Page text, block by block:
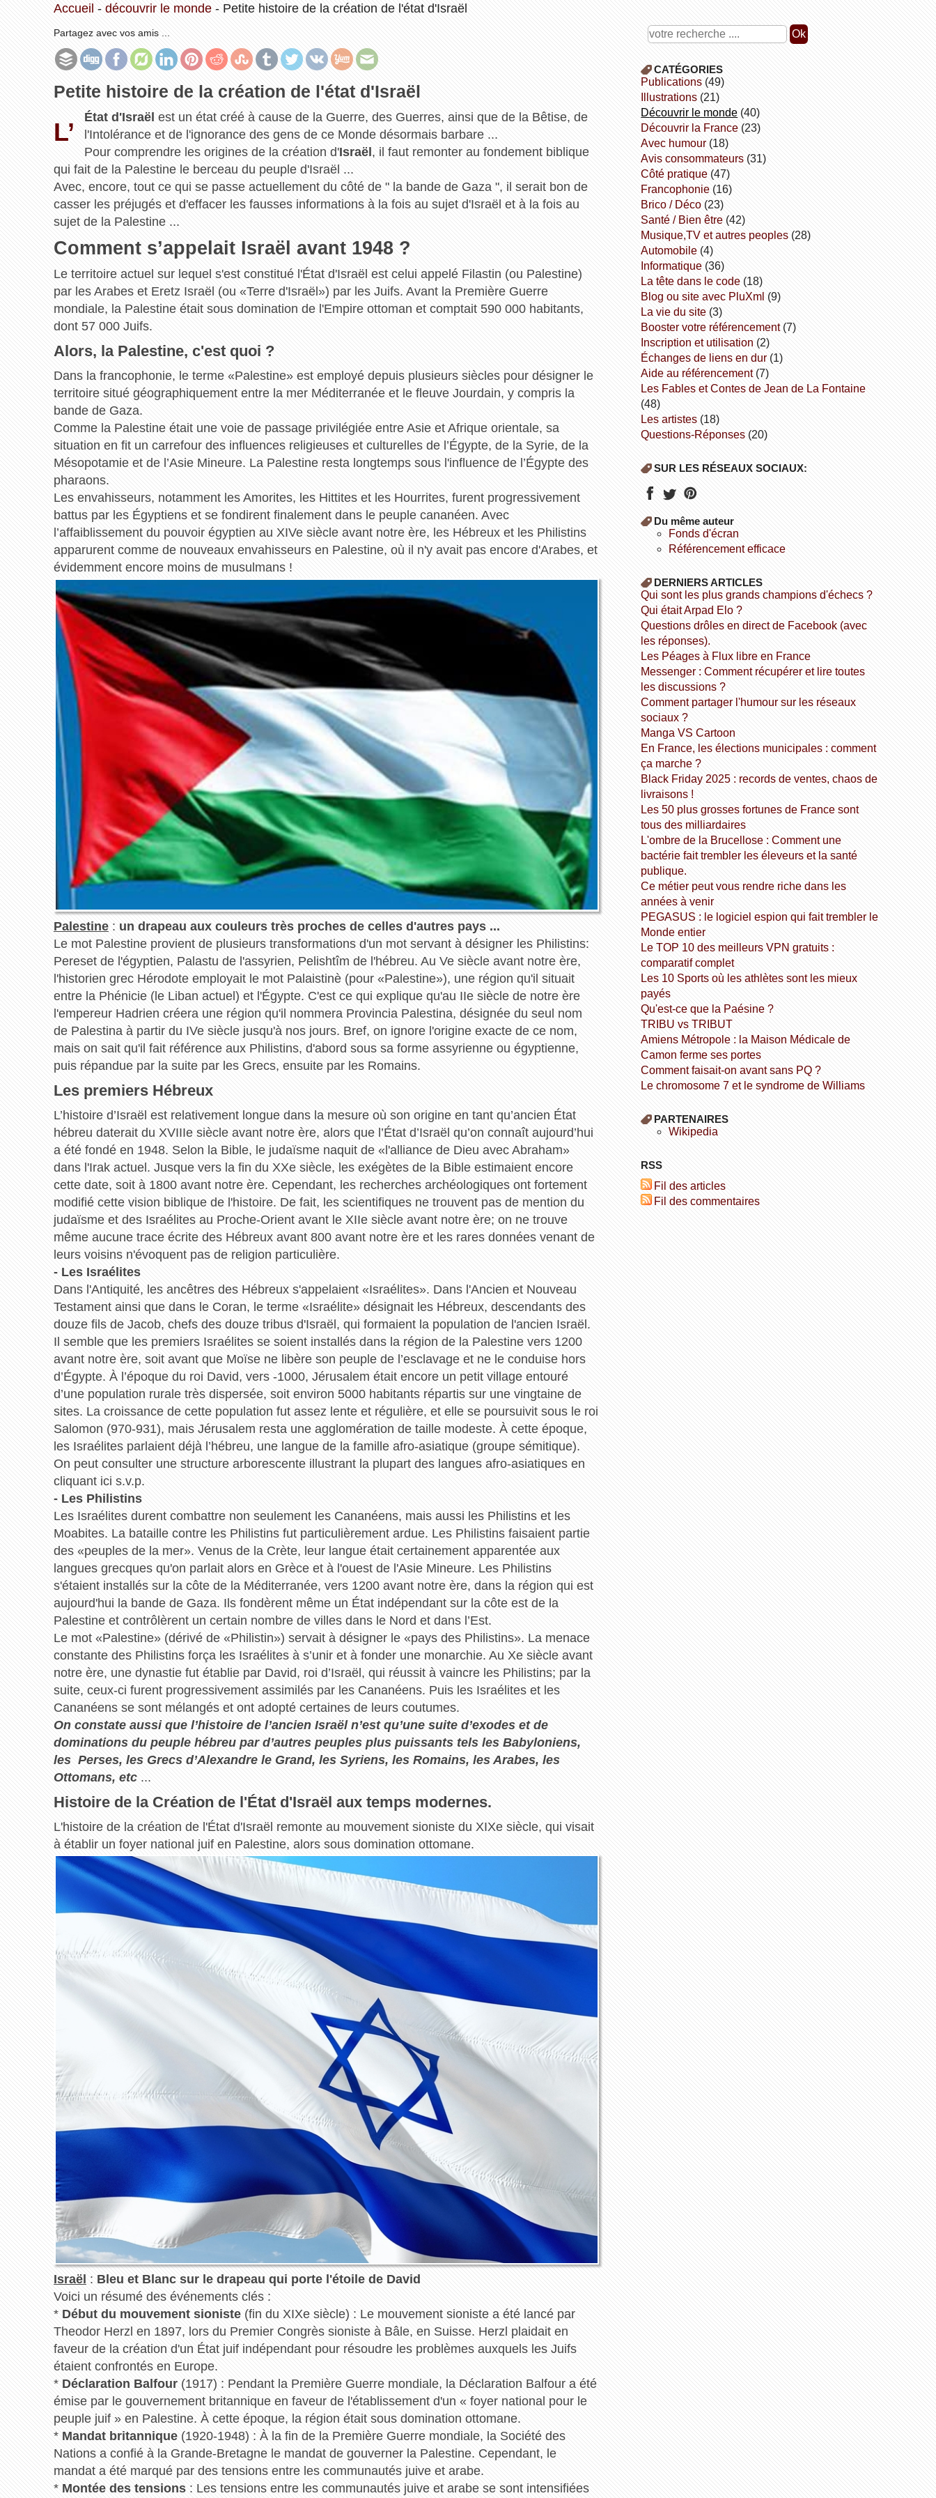
Accueil - découvrir le monde- Petite histoire de la création de l'état d'Israël
Partagez avec vos amis ...
Petite histoire de la création de l'état d'Israël
L’
État d'Israël est un état créé à cause de la Guerre, des Guerres, ainsi que de la Bêtise, de
l'Intolérance et de l'ignorance des gens de ce Monde désormais barbare ...
Pour comprendre les origines de la création d'Israël, il faut remonter au fondement biblique
qui fait de la Palestine le berceau du peuple d'Israël ...
Avec, encore, tout ce qui se passe actuellement du côté de " la bande de Gaza ", il serait bon de
casser les préjugés et d'effacer les fausses informations à la fois au sujet d'Israël et à la fois au
sujet de la Palestine ...
Comment s’appelait Israël avant 1948 ?
Le territoire actuel sur lequel s'est constitué l'État d'Israël est celui appelé Filastin (ou Palestine)
par les Arabes et Eretz Israël (ou «Terre d'Israël») par les Juifs. Avant la Première Guerre
mondiale, la Palestine était sous domination de l'Empire ottoman et comptait 590 000 habitants,
dont 57 000 Juifs.
Alors, la Palestine, c'est quoi ?
Dans la francophonie, le terme «Palestine» est employé depuis plusieurs siècles pour désigner le
territoire situé géographiquement entre la mer Méditerranée et le fleuve Jourdain, y compris la
bande de Gaza.
Comme la Palestine était une voie de passage privilégiée entre Asie et Afrique orientale, sa
situation en fit un carrefour des influences religieuses et culturelles de l’Égypte, de la Syrie, de la
Mésopotamie et de l’Asie Mineure. La Palestine resta longtemps sous l'influence de l’Égypte des
pharaons.
Les envahisseurs, notamment les Amorites, les Hittites et les Hourrites, furent progressivement
battus par les Égyptiens et se fondirent finalement dans le peuple cananéen. Avec
l’affaiblissement du pouvoir égyptien au XIVe siècle avant notre ère, les Hébreux et les Philistins
apparurent comme de nouveaux envahisseurs en Palestine, où il n'y avait pas encore d'Arabes, et
évidemment encore moins de musulmans !
Palestine: un drapeau aux couleurs très proches de celles d'autres pays ...
Le mot Palestine provient de plusieurs transformations d'un mot servant à désigner les Philistins:
Pereset de l'égyptien, Palastu de l'assyrien, Pelishtîm de l'hébreu. Au Ve siècle avant notre ère,
l'historien grec Hérodote employait le mot Palaistinè (pour «Palestine»), une région qu'il situait
entre la Phénicie (le Liban actuel) et l'Égypte. C'est ce qui explique qu'au IIe siècle de notre ère
l'empereur Hadrien créera une région qu'il nommera Provincia Palestina, désignée du seul nom
de Palestina à partir du IVe siècle jusqu'à nos jours. Bref, on ignore l'origine exacte de ce nom,
mais on sait qu'il fait référence aux Philistins, d'abord sous sa forme assyrienne ou égyptienne,
puis répandue par la suite par les Grecs, ensuite par les Romains.
Les premiers Hébreux
L’histoire d’Israël est relativement longue dans la mesure où son origine en tant qu’ancien État
hébreu daterait du XVIIIe siècle avant notre ère, alors que l’État d’Israël qu’on connaît aujourd’hui
a été fondé en 1948. Selon la Bible, le judaïsme naquit de «l'alliance de Dieu avec Abraham»
dans l'Irak actuel. Jusque vers la fin du XXe siècle, les exégètes de la Bible estimaient encore
cette date, soit à 1800 avant notre ère. Cependant, les recherches archéologiques ont fortement
modifié cette vision biblique de l'histoire. De fait, les scientifiques ne trouvent pas de mention du
judaïsme et des Israélites au Proche-Orient avant le XIIe siècle avant notre ère; on ne trouve
même aucune trace écrite des Hébreux avant 800 avant notre ère et les rares données venant de
leurs voisins n'évoquent pas de religion particulière.
- Les Israélites
Dans l'Antiquité, les ancêtres des Hébreux s'appelaient «Israélites». Dans l'Ancien et Nouveau
Testament ainsi que dans le Coran, le terme «Israélite» désignait les Hébreux, descendants des
douze fils de Jacob, chefs des douze tribus d'Israël, qui formaient la population de l'ancien Israël.
Il semble que les premiers Israélites se soient installés dans la région de la Palestine vers 1200
avant notre ère, soit avant que Moïse ne libère son peuple de l’esclavage et ne le conduise hors
d’Égypte. À l’époque du roi David, vers -1000, Jérusalem était encore un petit village entouré
d’une population rurale très dispersée, soit environ 5000 habitants répartis sur une vingtaine de
sites. La croissance de cette population fut assez lente et régulière, et elle se poursuivit sous le roi
Salomon (970-931), mais Jérusalem resta une agglomération de taille modeste. À cette époque,
les Israélites parlaient déjà l’hébreu, une langue de la famille afro-asiatique (groupe sémitique).
On peut consulter une structure arborescente illustrant la plupart des langues afro-asiatiques en
cliquant ici s.v.p.
- Les Philistins
Les Israélites durent combattre non seulement les Cananéens, mais aussi les Philistins et les
Moabites. La bataille contre les Philistins fut particulièrement ardue. Les Philistins faisaient partie
des «peuples de la mer». Venus de la Crète, leur langue était certainement apparentée aux
langues grecques qu'on parlait alors en Grèce et à l'ouest de l'Asie Mineure. Les Philistins
s'étaient installés sur la côte de la Méditerranée, vers 1200 avant notre ère, dans la région qui est
aujourd'hui la bande de Gaza. Ils fondèrent même un État indépendant sur la côte est de la
Palestine et contrôlèrent un certain nombre de villes dans le Nord et dans l’Est.
Le mot «Palestine» (dérivé de «Philistin») servait à désigner le «pays des Philistins». La menace
constante des Philistins força les Israélites à s’unir et à fonder une monarchie. Au Xe siècle avant
notre ère, une dynastie fut établie par David, roi d’Israël, qui réussit à vaincre les Philistins; par la
suite, ceux-ci furent progressivement assimilés par les Cananéens. Puis les Israélites et les
Cananéens se sont mélangés et ont adopté certaines de leurs coutumes.
On constate aussi que l’histoire de l’ancien Israël n’est qu’une suite d’exodes et de
dominations du peuple hébreu par d’autres peuples plus puissants tels les Babyloniens,
les Perses, les Grecs d’Alexandre le Grand, les Syriens, les Romains, les Arabes, les
Ottomans, etc...
Histoire de la Création de l'État d'Israël aux temps modernes.
L'histoire de la création de l'État d'Israël remonte au mouvement sioniste du XIXe siècle, qui visait
à établir un foyer national juif en Palestine, alors sous domination ottomane.
Israël : Bleu et Blanc sur le drapeau qui porte l'étoile de David
Voici un résumé des événements clés :
* Début du mouvement sioniste(fin du XIXe siècle) : Le mouvement sioniste a été lancé par
Theodor Herzl en 1897, lors du Premier Congrès sioniste à Bâle, en Suisse. Herzl plaidait en
faveur de la création d'un État juif indépendant pour résoudre les problèmes auxquels les Juifs
étaient confrontés en Europe.
* Déclaration Balfour(1917) : Pendant la Première Guerre mondiale, la Déclaration Balfour a été
émise par le gouvernement britannique en faveur de l'établissement d'un « foyer national pour le
peuple juif » en Palestine. À cette époque, la région était sous domination ottomane.
* Mandat britannique(1920-1948) : À la fin de la Première Guerre mondiale, la Société des
Nations a confié à la Grande-Bretagne le mandat de gouverner la Palestine. Cependant, le
mandat a été marqué par des tensions entre les communautés juive et arabe.
* Montée des tensions: Les tensions entre les communautés juive et arabe se sont intensifiées
CATÉGORIES
publications (49)
illustrations (21)
découvrir le monde (40)
découvrir la France (23)
avec humour (18)
avis consommateurs (31)
côté pratique (47)
Francophonie (16)
Brico / Déco (23)
Santé / Bien être (42)
Musique,TV et autres peoples (28)
Automobile (4)
informatique (36)
la tête dans le code (18)
Blog ou site avec PluXml (9)
la vie du site (3)
booster votre référencement(7)
inscription et utilisation (2)
échanges de liens en dur (1)
aide au référencement(7)
Les Fables et Contes de Jean de La Fontaine
(48)
Les artistes (18)
Questions-Réponses (20)
SUR LES RÉSEAUX SOCIAUX:
Du même auteur
fonds d'écran
référencement efficace
DERNIERS ARTICLES
Qui sont les plus grands champions d'échecs ?
Qui était Arpad Elo ?
Questions drôles en direct de Facebook (avec
les réponses).
Les Péages à Flux libre en France
Messenger : Comment récupérer et lire toutes
les discussions ?
Comment partager l'humour sur les réseaux
sociaux ?
Manga VS Cartoon
En France, les élections municipales : comment
ça marche ?
Black Friday 2025 : records de ventes, chaos de
livraisons !
Les 50 plus grosses fortunes de France sont
tous des milliardaires
L'ombre de la Brucellose : Comment une
bactérie fait trembler les éleveurs et la santé
publique.
Ce métier peut vous rendre riche dans les
années à venir
PEGASUS : le logiciel espion qui fait trembler le
Monde entier
Le TOP 10 des meilleurs VPN gratuits :
comparatif complet
Les 10 Sports où les athlètes sont les mieux
payés
Qu'est-ce que la Paésine ?
TRIBU vs TRIBUT
Amiens Métropole : la Maison Médicale de
Camon ferme ses portes
Comment faisait-on avant sans PQ ?
Le chromosome 7 et le syndrome de Williams
PARTENAIRES
wikipedia
RSS
Fil des articles
Fil des commentaires